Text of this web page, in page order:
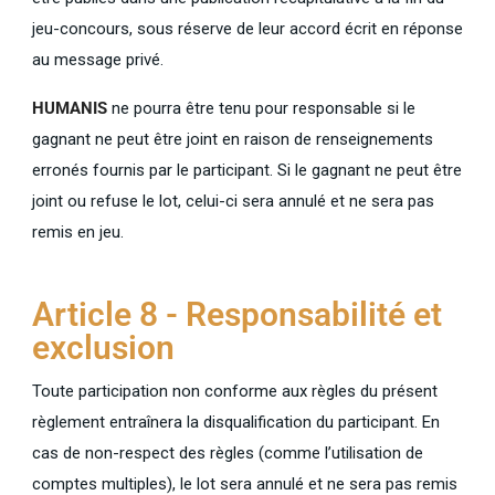
jeu-concours, sous réserve de leur accord écrit en réponse
au message privé.
HUMANISne pourra être tenu pour responsable si le
gagnant ne peut être joint en raison de renseignements
erronés fournis par le participant. Si le gagnant ne peut être
joint ou refuse le lot, celui-ci sera annulé et ne sera pas
remis en jeu.
Article 8 - Responsabilité et
exclusion
Toute participation non conforme aux règles du présent
règlement entraînera la disqualification du participant. En
cas de non-respect des règles (comme l’utilisation de
comptes multiples), le lot sera annulé et ne sera pas remis